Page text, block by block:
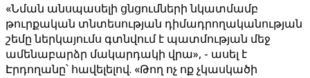
«Նման անսպասելի ցնցումների նկատմամբ
թուրքական տնտեսության դիմադրողականության
շեմը ներկայումս գտնվում է պատմության մեջ
ամենաբարձր մակարդակի վրա», - ասել է
Էրդողանը՝ հավելելով. «Թող ոչ ոք չկասկածի